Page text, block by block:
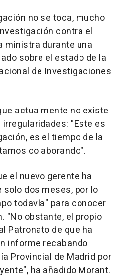
no se toca, mucho
contra el
ministra durante una
sobre el estado de la
de Investigaciones
actualmente no existe
"Este es
es el tiempo de la
colaborando".
el nuevo gerente ha
dos meses, por lo
todavía" para conocer
"No obstante, el propio
Patronato de que ha
informe recabando
Provincial de Madrid por
ha añadido Morant.